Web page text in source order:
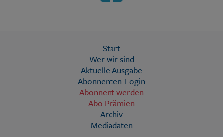
Start
Wer wir sind
Aktuelle Ausgabe
Abonnenten-Login
Abonnent werden
Abo Prämien
Archiv
Mediadaten